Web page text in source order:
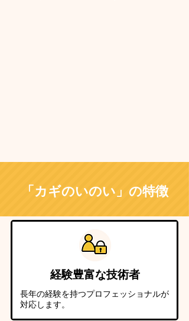
「カギのいのい」の特徴
経験豊富な技術者
長年の経験を持つプロフェッショナルが
対応します。